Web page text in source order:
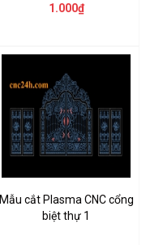
1.000₫
Mẫu cắt Plasma CNC cổng
biệt thự 1